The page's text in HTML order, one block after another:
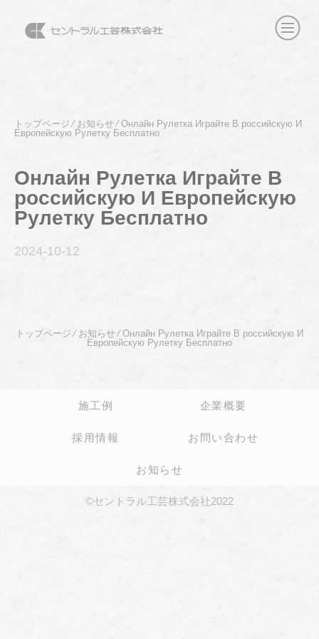
トップページ⁄ お知らせ⁄Онлайн Рулетка Играйте В российскую И
Европейскую Рулетку Бесплатно
Онлайн Рулетка Играйте В
российскую И Европейскую
Рулетку Бесплатно
2024-10-12
トップページ ⁄ お知らせ⁄Онлайн Рулетка Играйте В российскую И
Европейскую Рулетку Бесплатно
施工例 企業概要
採用情報 お問い合わせ
お知らせ
©セントラル工芸株式会社2022